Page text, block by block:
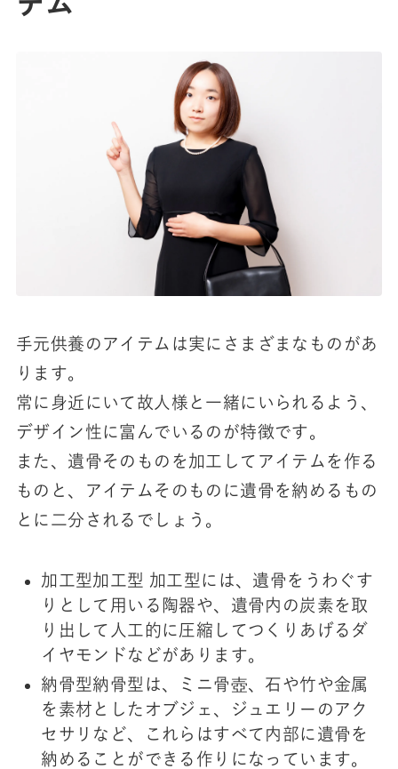
手元供養のアイテムは実にさまざまなものがあ
ります。
常に身近にいて故人様と一緒にいられるよう、
デザイン性に富んでいるのが特徴です。
また、遺骨そのものを加工してアイテムを作る
ものと、アイテムそのものに遺骨を納めるもの
とに二分されるでしょう。
加工型加工型 加工型には、遺骨をうわぐす
りとして用いる陶器や、遺骨内の炭素を取
り出して人工的に圧縮してつくりあげるダ
イヤモンドなどがあります。
納骨型納骨型は、ミニ骨壺、石や竹や金属
を素材としたオブジェ、ジュエリーのアク
セサリなど、これらはすべて内部に遺骨を
納めることができる作りになっています。